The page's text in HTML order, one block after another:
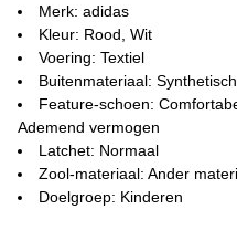
Merk: adidas
Kleur: Rood, Wit
Voering: Textiel
Buitenmateriaal:
Feature-schoen:
Ademend vermogen
Latchet: Normaal
Zool-materiaal: Ander
Doelgroep: Kinderen